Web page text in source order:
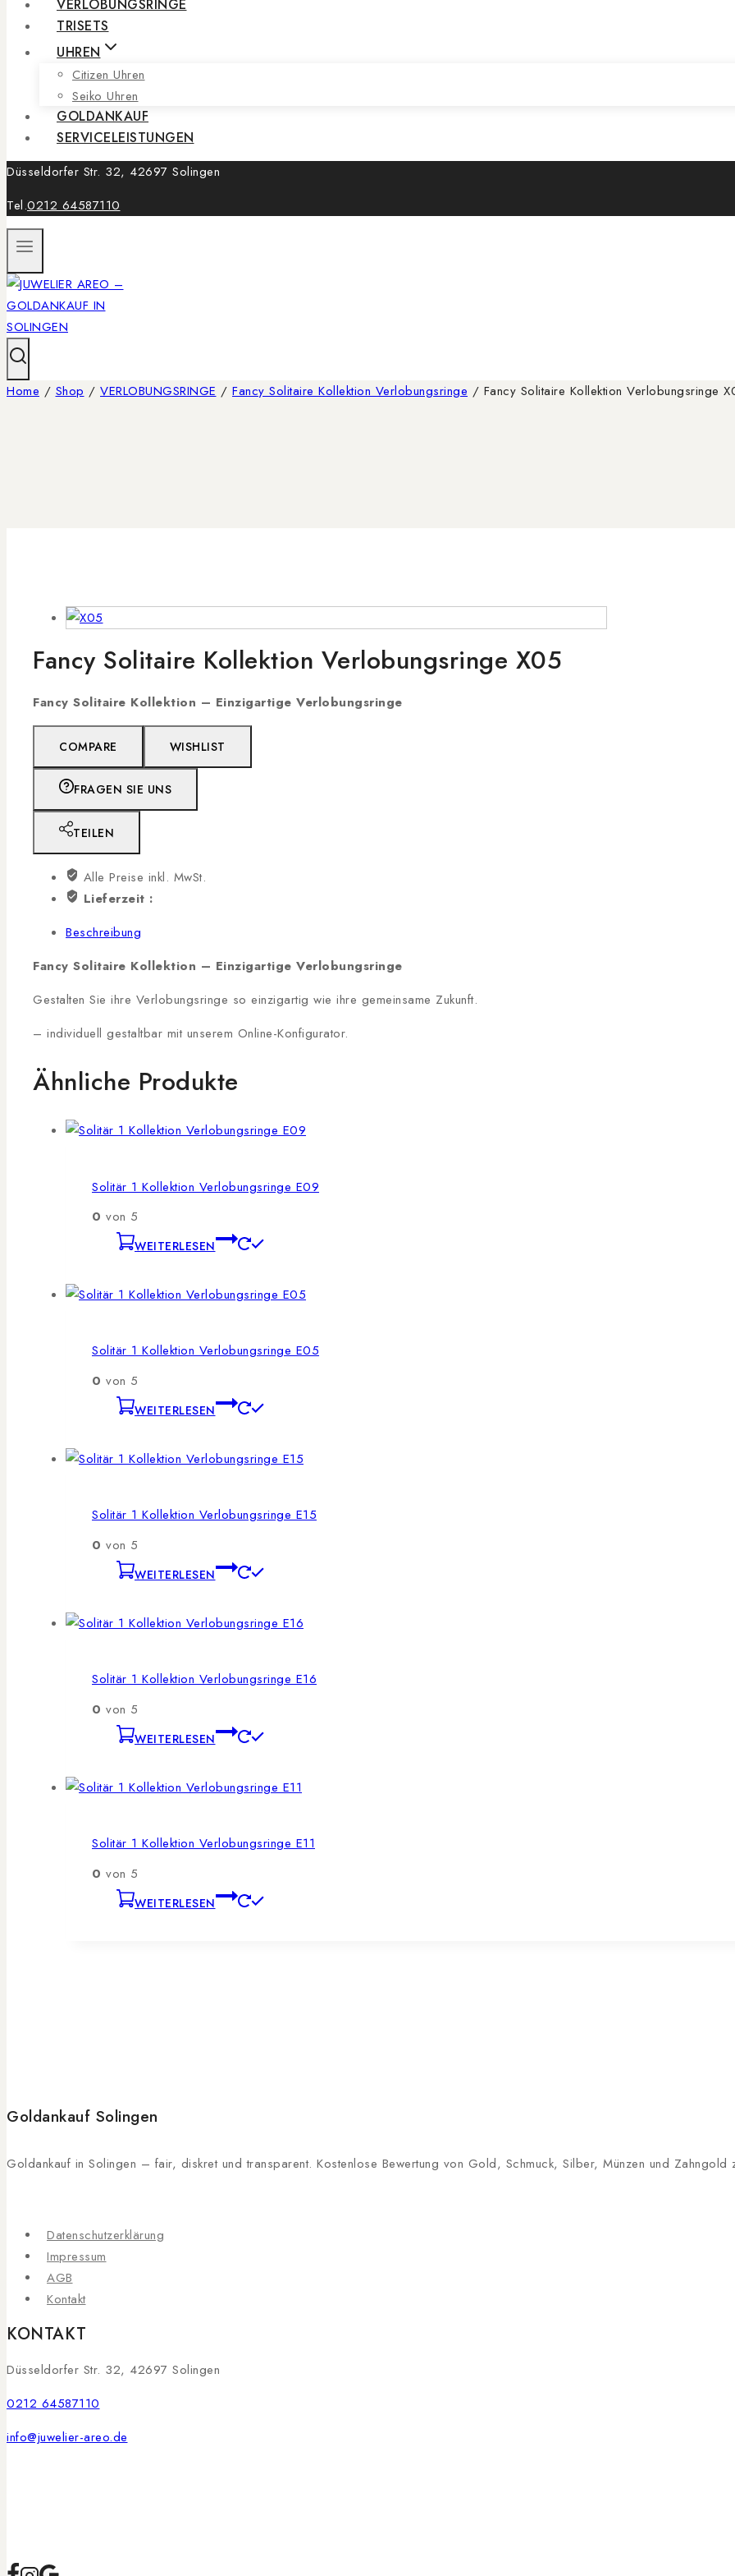
VERLOBUNGSRINGE
TRISETS
UHREN
Citizen Uhren
Seiko Uhren
GOLDANKAUF
SERVICELEISTUNGEN
Düsseldorfer Str. 32, 42697 Solingen
Tel.0212 64587110
Home / Shop / VERLOBUNGSRINGE / Fancy Solitaire Kollektion Verlobungsringe / Fancy Solitaire Kollektion Verlobungsringe
Fancy Solitaire Kollektion Verlobungsringe X05
Fancy Solitaire Kollektion – Einzigartige Verlobungsringe
COMPARE WISHLIST
FRAGEN SIE UNS
TEILEN
Alle Preise inkl. MwSt.
Lieferzeit :
Beschreibung
Fancy Solitaire Kollektion – Einzigartige Verlobungsringe
Gestalten Sie ihre Verlobungsringe so einzigartig wie ihre gemeinsame Zukunft.
– individuell gestaltbar mit unserem Online-Konfigurator.
Ähnliche Produkte
Solitär 1 Kollektion Verlobungsringe E09
0 von 5
WEITERLESEN
Solitär 1 Kollektion Verlobungsringe E05
0 von 5
WEITERLESEN
Solitär 1 Kollektion Verlobungsringe E15
0 von 5
WEITERLESEN
Solitär 1 Kollektion Verlobungsringe E16
0 von 5
WEITERLESEN
Solitär 1 Kollektion Verlobungsringe E11
0 von 5
WEITERLESEN
Goldankauf Solingen
Goldankauf in Solingen – fair, diskret und transparent. Kostenlose Bewertung von Gold, Schmuck, Silber, Münzen und
Datenschutzerklärung
Impressum
AGB
Kontakt
KONTAKT
Düsseldorfer Str. 32, 42697 Solingen
0212 64587110
info@juwelier-areo.de